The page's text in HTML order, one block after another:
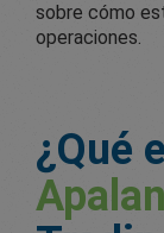
sobre cómo
operaciones.
¿Qué